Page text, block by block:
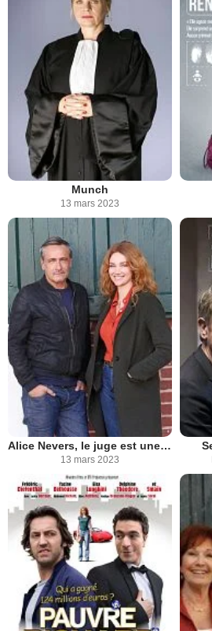
Munch
13 mars 2023
Alice Nevers, le juge est une femme
13 mars 2023